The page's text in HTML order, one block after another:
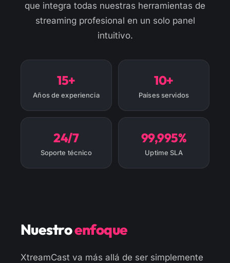
que integra todas nuestras herramientas de
streaming profesional en un solo panel
intuitivo.
15+
Años de experiencia
10+
Países servidos
24/7
Soporte técnico
99,995%
Uptime SLA
Nuestroenfoque
XtreamCast va más allá de ser simplemente